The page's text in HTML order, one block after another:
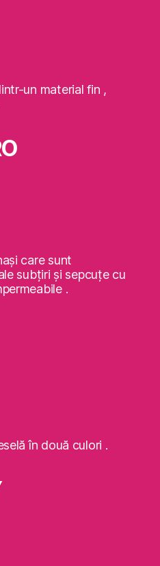
un material fin ,
care sunt
subţiri şi sepcuţe cu
.
în două culori .